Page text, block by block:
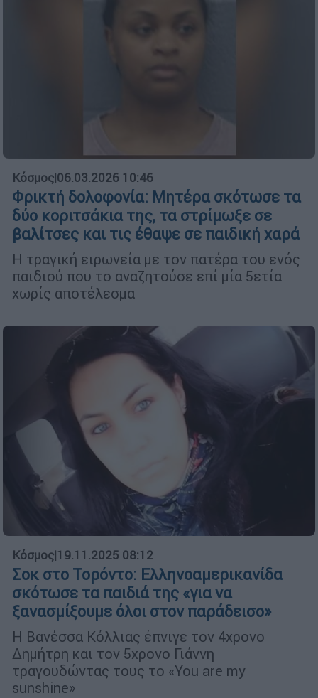
Κόσμος|06.03.2026 10:46
Φρικτή δολοφονία: Μητέρα σκότωσε τα
δύο κοριτσάκια της, τα στρίμωξε σε
βαλίτσες και τις έθαψε σε παιδική χαρά
Η τραγική ειρωνεία με τον πατέρα του ενός
παιδιού που το αναζητούσε επί μία 5ετία
χωρίς αποτέλεσμα
Κόσμος|19.11.2025 08:12
Σοκ στο Τορόντο: Ελληνοαμερικανίδα
σκότωσε τα παιδιά της «για να
ξανασμίξουμε όλοι στον παράδεισο»
Η Βανέσσα Κόλλιας έπνιγε τον 4χρονο
Δημήτρη και τον 5χρονο Γιάννη
τραγουδώντας τους το «You are my
sunshine»